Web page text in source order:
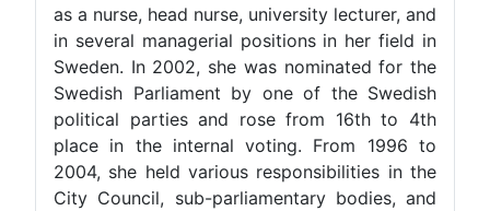
as a nurse, head nurse, university lecturer, and
in several managerial positions in her field in
Sweden. In 2002, she was nominated for the
Swedish Parliament by one of the Swedish
political parties and rose from 16th to 4th
place in the internal voting. From 1996 to
2004, she held various responsibilities in the
City Council, sub-parliamentary bodies, and